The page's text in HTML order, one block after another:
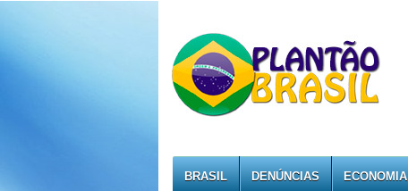
BRASIL DENÚNCIAS ECONOMIA